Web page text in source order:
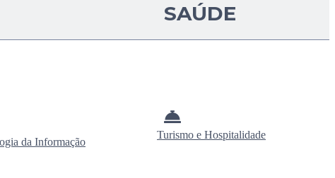
SAÚDE
da Informação
Turismo e Hospitalidade